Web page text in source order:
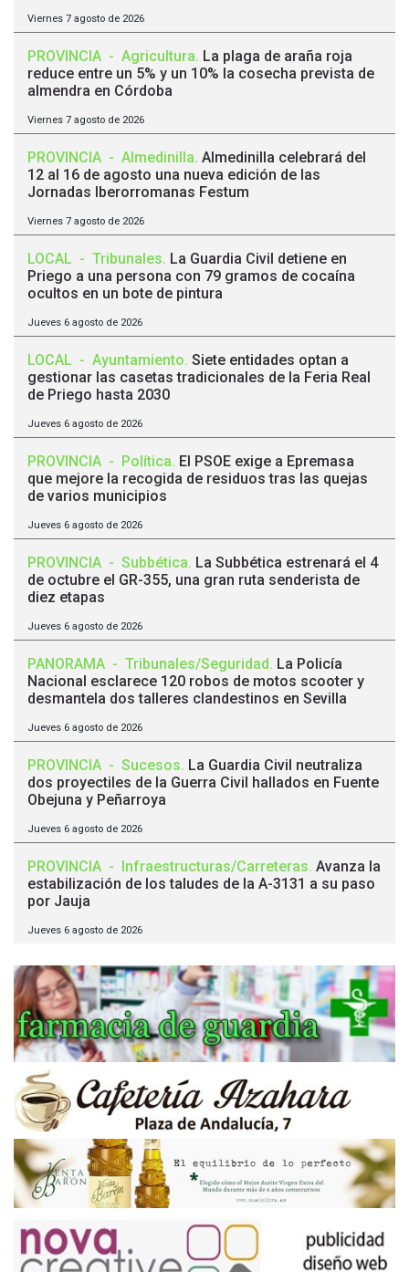
Viernes 7 agosto de 2026
PROVINCIA - Agricultura. La plaga de araña roja
reduce entre un 5% y un 10% la cosecha prevista de
almendra en Córdoba
Viernes 7 agosto de 2026
PROVINCIA - Almedinilla. Almedinilla celebrará del
12 al 16 de agosto una nueva edición de las
Jornadas Iberorromanas Festum
Viernes 7 agosto de 2026
LOCAL - Tribunales. La Guardia Civil detiene en
Priego a una persona con 79 gramos de cocaína
ocultos en un bote de pintura
Jueves 6 agosto de 2026
LOCAL - Ayuntamiento. Siete entidades optan a
gestionar las casetas tradicionales de la Feria Real
de Priego hasta 2030
Jueves 6 agosto de 2026
PROVINCIA - Política. El PSOE exige a Epremasa
que mejore la recogida de residuos tras las quejas
de varios municipios
Jueves 6 agosto de 2026
PROVINCIA - Subbética. La Subbética estrenará el 4
de octubre el GR-355, una gran ruta senderista de
diez etapas
Jueves 6 agosto de 2026
PANORAMA - Tribunales/Seguridad. La Policía
Nacional esclarece 120 robos de motos scooter y
desmantela dos talleres clandestinos en Sevilla
Jueves 6 agosto de 2026
PROVINCIA - Sucesos. La Guardia Civil neutraliza
dos proyectiles de la Guerra Civil hallados en Fuente
Obejuna y Peñarroya
Jueves 6 agosto de 2026
PROVINCIA - Infraestructuras/Carreteras. Avanza la
estabilización de los taludes de la A-3131 a su paso
por Jauja
Jueves 6 agosto de 2026